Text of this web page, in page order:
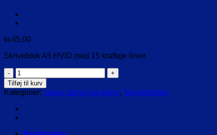
kr.45,00
Skriveblok A5 HVID med 15 kraftige linier.
Skriveblok
A5
HVID
med
15
kraftige
HMI
Tilføj til kurv
Kategorier: Læse, skrive og regne, Skriveblokke